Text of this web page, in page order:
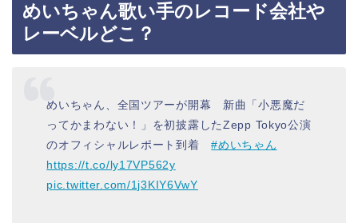
めいちゃん歌い手のレコード会社や
レーベルどこ？
めいちゃん、全国ツアーが開幕 新曲「小悪魔だ
ってかまわない！」を初披露したZepp Tokyo公演
のオフィシャルレポート到着#めいちゃん
https://t.co/ly17VP562y
pic.twitter.com/1j3KIY6VwY